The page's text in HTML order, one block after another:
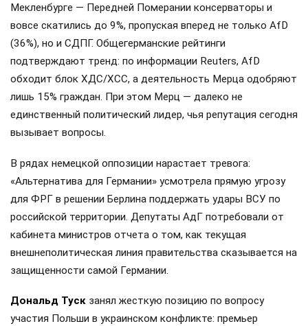
Мекленбурге — Передней Померании консерваторы и
вовсе скатились до 9%, пропуская вперед не только AfD
(36%), но и СДПГ. Общегерманские рейтинги
подтверждают тренд: по информации Reuters, AfD
обходит блок ХДС/ХСС, а деятельность Мерца одобряют
лишь 15% граждан. При этом Мерц — далеко не
единственный политический лидер, чья репутация сегодня
вызывает вопросы.
В рядах немецкой оппозиции нарастает тревога:
«Альтернатива для Германии» усмотрела прямую угрозу
для ФРГ в решении Берлина поддержать удары ВСУ по
российской территории. Депутаты АдГ потребовали от
кабинета министров отчета о том, как текущая
внешнеполитическая линия правительства сказывается на
защищенности самой Германии.
Дональд Туск занял жесткую позицию по вопросу
участия Польши в украинском конфликте: премьер